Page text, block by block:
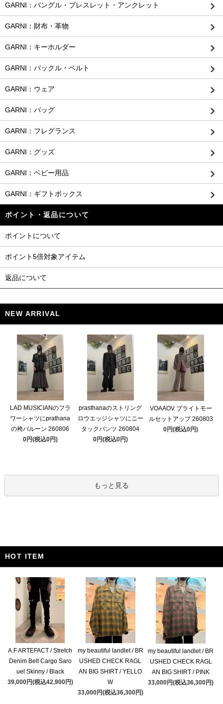
GARNI：バングル・ブレスレット・アンクレット
GARNI：財布・革物
GARNI：キーホルダー
GARNI：バックル・ベルト
GARNI：ウェア
GARNI：バッグ
GARNI：フレグランス
GARNI：グッズ
GARNI：ベビー用品
GARNI：ギフトボックス
ポイント・返品について
ポイントについて
ポイント5倍対象アイテム
返品について
NEW ARRIVAL
LAD MUSICIANのフラ
ワーシャツにprathana
の袴バルーン 260806
0円(税込0円)
prasthanaのストリング
ロウエッジシャツにニー
タックパンツ 260804
0円(税込0円)
VOAAOV ブライトモー
ルセットアップ 260803
0円(税込0円)
もっと見る
HOT ITEM
A.F ARTEFACT / Stretch
Denim Belt Cargo Saro
uel Skinny / Black
39,000円(税込42,900円)
my beautiful landlet / BR
USHED CHECK RAGL
AN BIG SHIRT / YELLO
W
33,000円(税込36,300円)
my beautiful landlet / BR
USHED CHECK RAGL
AN BIG SHIRT / PINK
33,000円(税込36,300円)